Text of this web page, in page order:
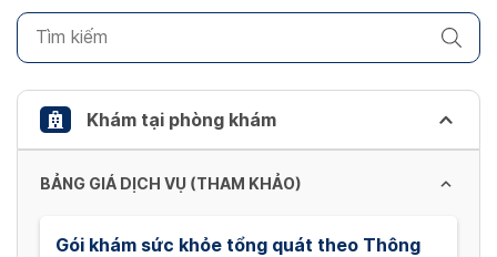
to
keyboard
shortcuts
changing
Khám tại phòng khám
BẢNG GIÁ DỊCH VỤ (THAM KHẢO)
Gói khám sức khỏe tổng quát theo Thông